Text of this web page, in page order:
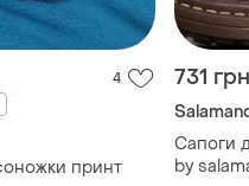
4
принт
731 грн
Сапоги
by